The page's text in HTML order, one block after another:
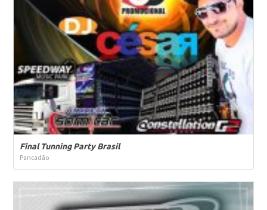
Final Tunning Party Brasil
Pancadão